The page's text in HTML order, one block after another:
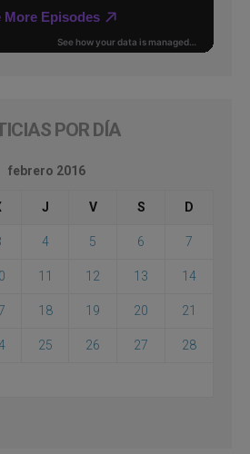
POR DÍA
febrero 2016
J V S D
4 5 6 7
11 12 13 14
18 19 20 21
25 26 27 28